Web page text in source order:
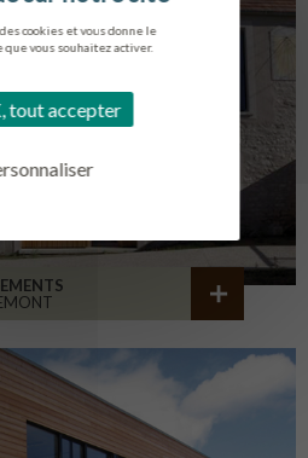
cookies et vous donne le
que vous souhaitez activer.
tout accepter